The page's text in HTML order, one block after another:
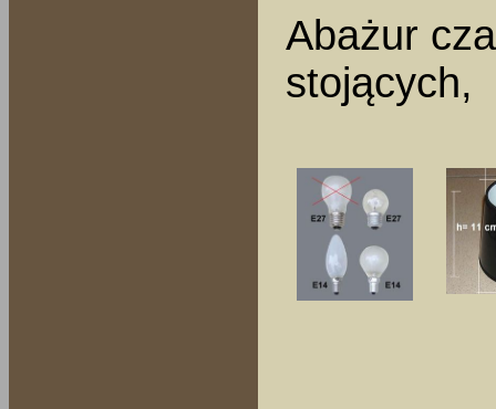
Abażur
stojących,